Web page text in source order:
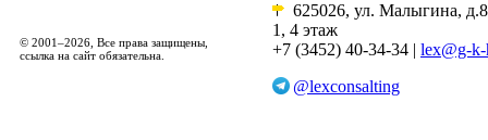
© 2001–2026, Все права защищены,
ссылка на сайт обязательна.
625026, ул. Малыгина,
1, 4 этаж
+7 (3452) 40-34-34 | lex@g-
@lexconsalting